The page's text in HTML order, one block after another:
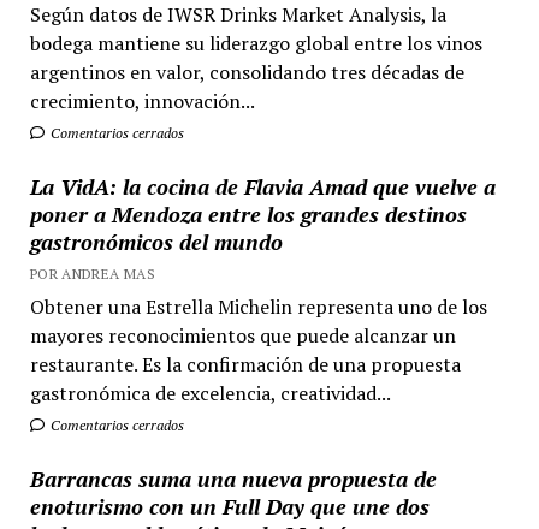
Según datos de IWSR Drinks Market Analysis, la
bodega mantiene su liderazgo global entre los vinos
argentinos en valor, consolidando tres décadas de
crecimiento, innovación...
Comentarios cerrados
La VidA: la cocina de Flavia Amad que vuelve a
poner a Mendoza entre los grandes destinos
gastronómicos del mundo
POR ANDREA MAS
Obtener una Estrella Michelin representa uno de los
mayores reconocimientos que puede alcanzar un
restaurante. Es la confirmación de una propuesta
gastronómica de excelencia, creatividad...
Comentarios cerrados
Barrancas suma una nueva propuesta de
enoturismo con un Full Day que une dos